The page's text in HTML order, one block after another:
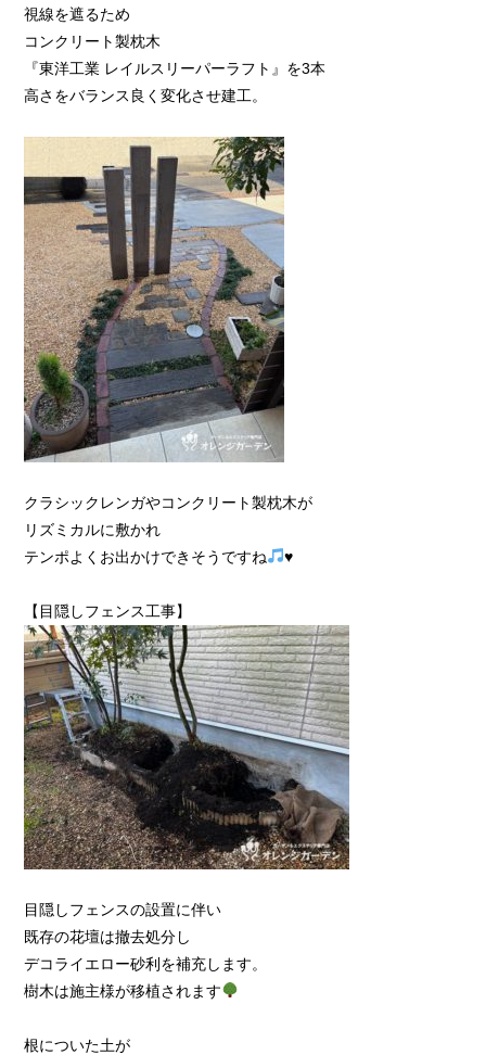
視線を遮るため
コンクリート製枕木
『東洋工業 レイルスリーパーラフト』を3本
高さをバランス良く変化させ建工。
クラシックレンガやコンクリート製枕木が
リズミカルに敷かれ
テンポよくお出かけできそうですね
♥
【目隠しフェンス工事】
目隠しフェンスの設置に伴い
既存の花壇は撤去処分し
デコライエロー砂利を補充します。
樹木は施主様が移植されます
根についた土が